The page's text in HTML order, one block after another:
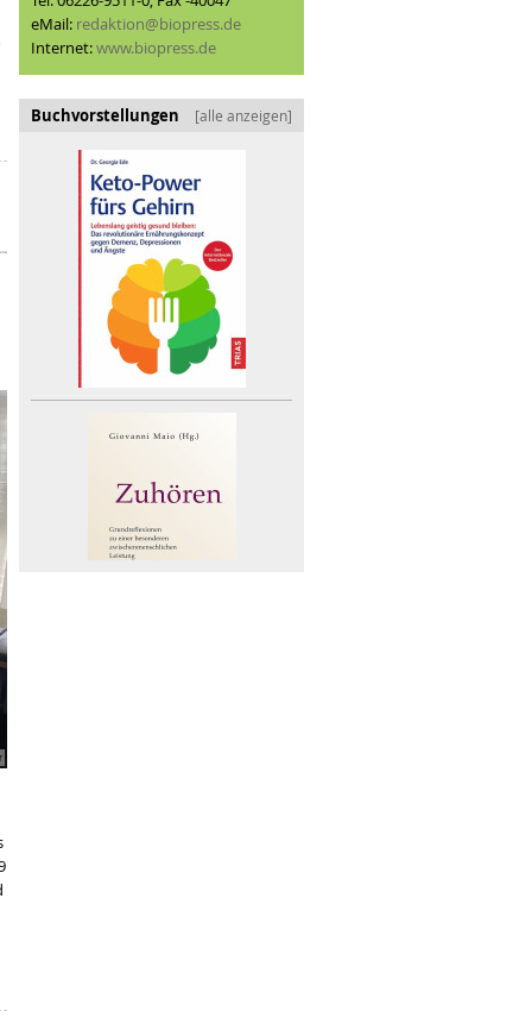
eMail: redaktion@biopress.de
Internet:www.biopress.de
Buchvorstellungen [alle anzeigen]